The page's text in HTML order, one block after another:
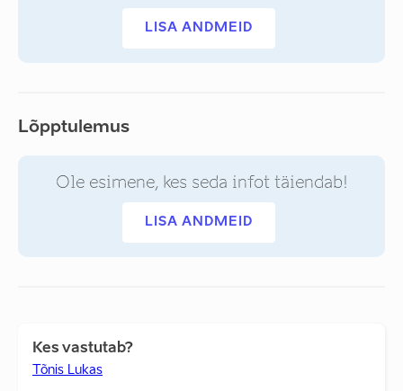
LISA ANDMEID
Lõpptulemus
Ole esimene, kes seda infot täiendab!
LISA ANDMEID
Kes vastutab?
Tõnis Lukas